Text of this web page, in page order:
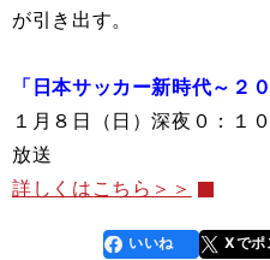
が引き出す。
「日本サッカー新時代～２
１月８日（日）深夜０：１
放送
詳しくはこちら＞＞
faceboo
k
いいね Xでポ